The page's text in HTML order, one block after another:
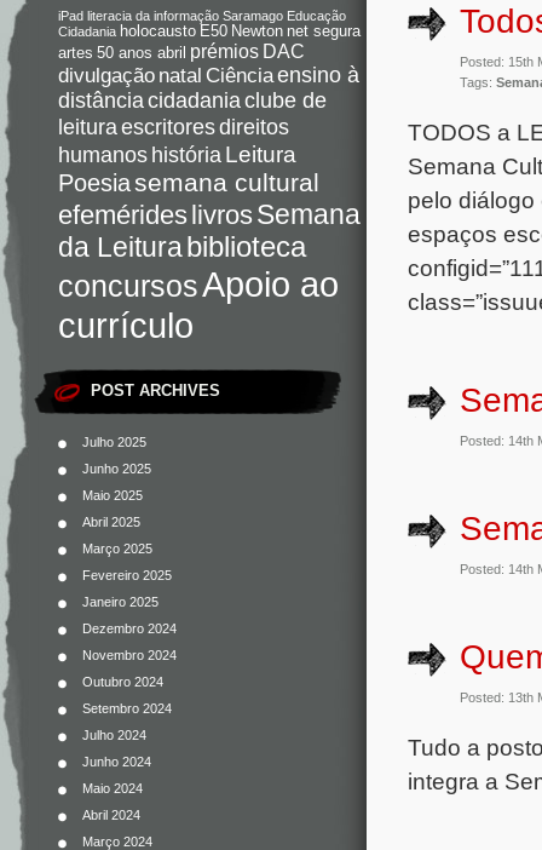
iPad literacia da informação Saramago Educação
Cidadania holocausto E50 Newton net segura
artes 50 anos abril prémios DAC
divulgação natal Ciênciaensino à
distânciacidadaniaclube de
leituraescritoresdireitos
humanoshistória Leitura
Poesiasemana cultural
efemérideslivrosSemana
da Leiturabiblioteca
concursosApoio ao
currículo
POST ARCHIVES
Julho 2025
Junho 2025
Maio 2025
Abril 2025
Março 2025
Fevereiro 2025
Janeiro 2025
Dezembro 2024
Novembro 2024
Outubro 2024
Setembro 2024
Julho 2024
Junho 2024
Maio 2024
Abril 2024
Março 2024
Posted: 15th
Tags:
TODOS a
Semana
pelo
espaços
Posted: 14th
Posted: 14th
Posted: 13th
Tudo a
integra a